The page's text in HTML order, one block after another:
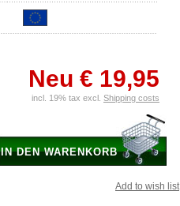
Neu € 19,95
incl. 19% tax excl. Shipping costs
IN DEN WARENKORB
Add to wish list